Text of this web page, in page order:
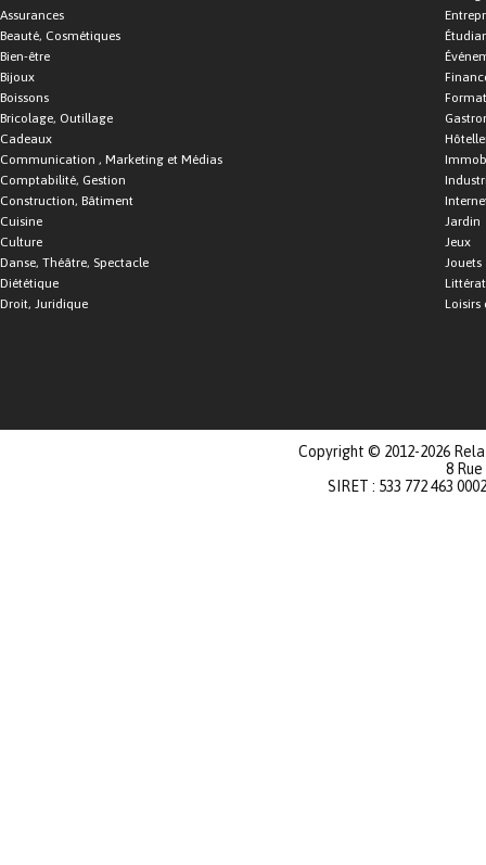
Assurances
Beauté, Cosmétiques
Bien-être
Bijoux
Boissons
Bricolage, Outillage
Cadeaux
Communication , Marketing et Médias
Comptabilité, Gestion
Construction, Bâtiment
Cuisine
Culture
Danse, Théâtre, Spectacle
Diététique
Droit, Juridique
Jardin
Jeux
Jouets
Loisirs
Copyright © 2012-2026
8
SIRET : 533 772 463